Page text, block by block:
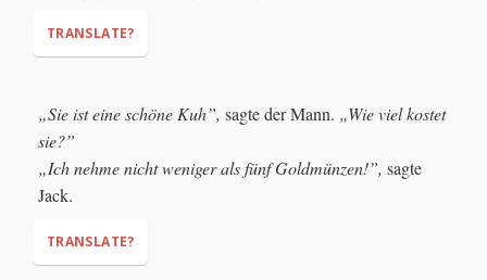
TRANSLATE?
"Good morning, lad!"
going today?"
"Good morning, sir,"
„Sie ist eine schöne Kuh”, sagte der Mann. „Wie viel kostet
sie?”
„Ich nehme nicht weniger als fünf Goldmünzen!”, sagte
Jack.
TRANSLATE?